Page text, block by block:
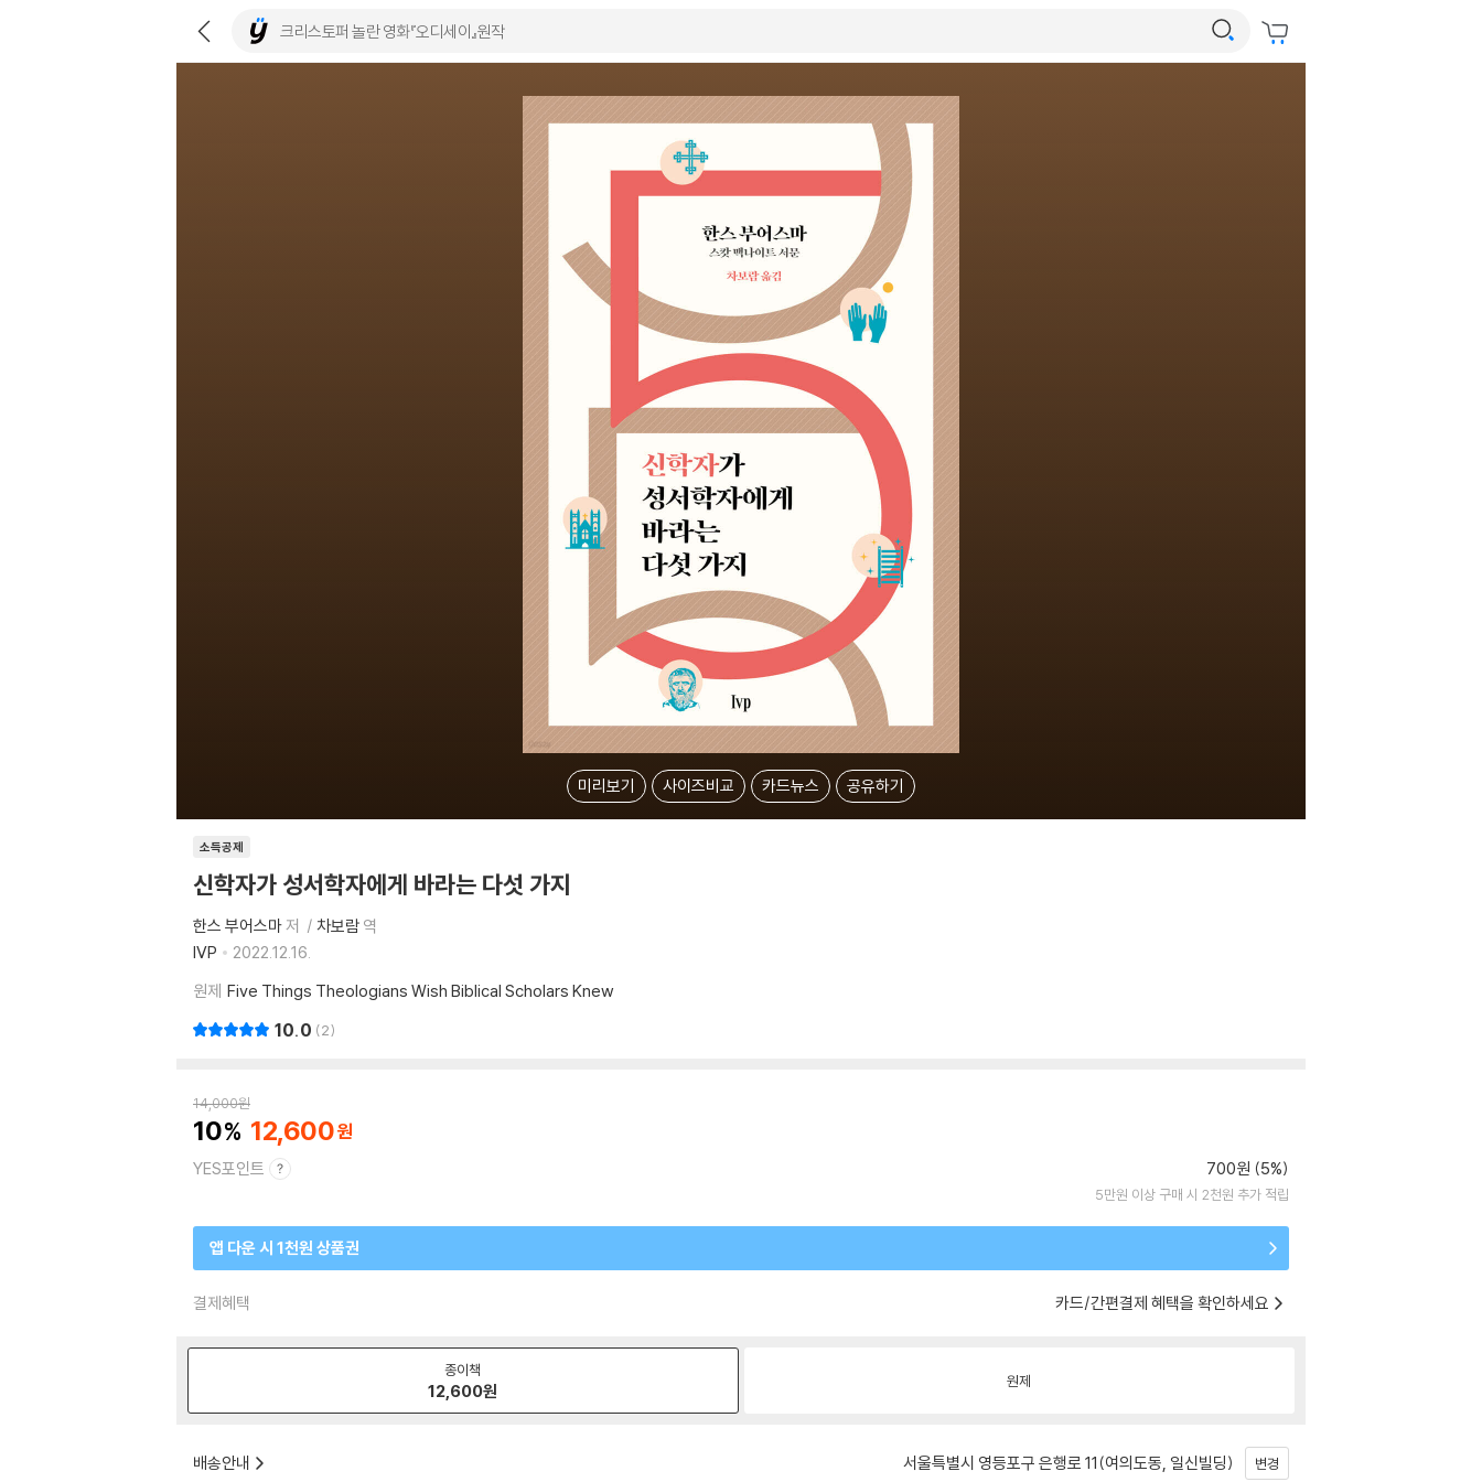
미리보기 사이즈비교 카드뉴스 공유하기
소득공제
신학자가 성서학자에게 바라는 다섯 가지
한스 부어스마저 차보람 역
IVP
2022.12.16.
원제 Five Things Theologians Wish Biblical Scholars Knew
10.0 2
14,000원
10 12,600
YES포인트 700원 (5%)
5만원 이상 구매 시 2천원 추가 적립
앱 다운 시 1천원 상품권
결제혜택 카드/간편결제 혜택을 확인하세요
종이책
12,600원 원제
배송안내 서울특별시 영등포구 은행로 11(여의도동, 일신빌딩) 변경